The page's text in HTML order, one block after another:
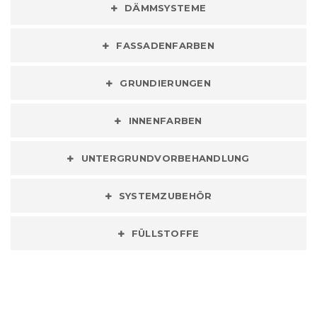
DÄMMSYSTEME
FASSADENFARBEN
GRUNDIERUNGEN
INNENFARBEN
UNTERGRUNDVORBEHANDLUNG
SYSTEMZUBEHÖR
FÜLLSTOFFE